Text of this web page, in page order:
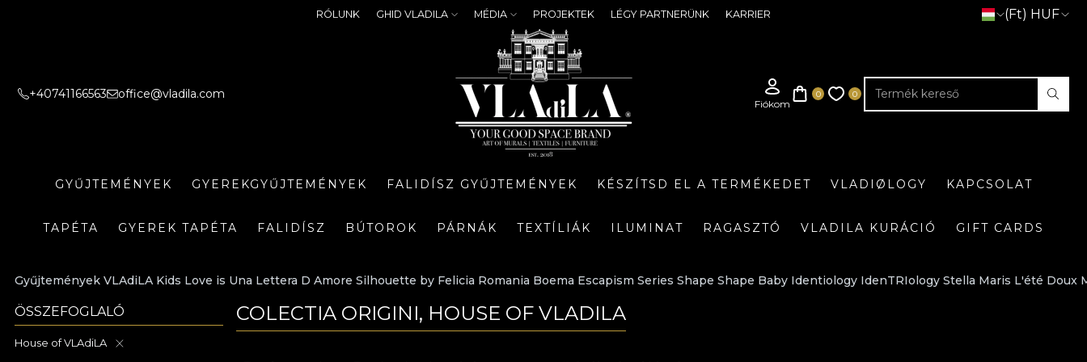
RÓLUNK GHID VLADILA MÉDIA PROJEKTEK LÉGY PARTNERÜNK KARRIER (Ft) HUF
+40741166563 office@vladila.com
GYŰJTEMÉNYEK GYEREKGYŰJTEMÉNYEK FALIDÍSZ GYŰJTEMÉNYEK KÉSZÍTSD EL A TERMÉKEDET VLADIØLOGY KAPCSOLAT
TAPÉTA GYEREK TAPÉTA FALIDÍSZ BÚTOROK PÁRNÁK TEXTÍLIÁK ILUMINAT RAGASZTÓ VLADILA KURÁCIÓ GIFT CARDS
Gyűjtemények VLAdiLA Kids Love is Una Lettera D Amore Silhouette by Felicia Romania Boema Escapism Series Shape Shape Baby Identiology IdenTRIology Stella Maris L'été
ÖSSZEFOGLALÓ
House of VLAdiLA
COLECTIA ORIGINI, HOUSE OF VLADILA